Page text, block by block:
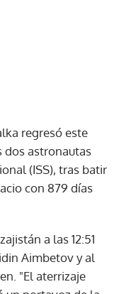
regresó este
dos astronautas
(ISS), tras batir
con 879 días
a las 12:51
Aimbetov y al
"El aterrizaje